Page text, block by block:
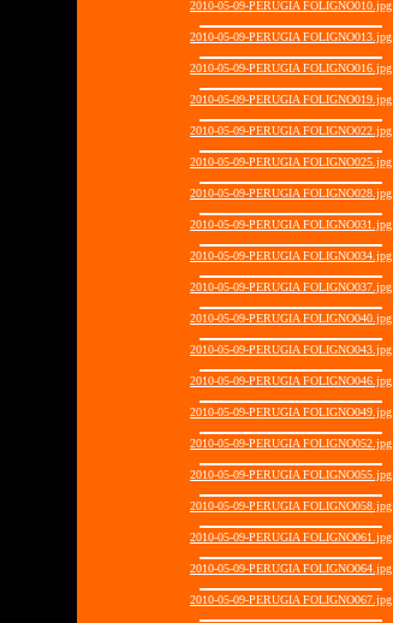
2010-05-09-PERUGIA FOLIGNO010.jpg
2010-05-09-PERUGIA FOLIGNO013.jpg
2010-05-09-PERUGIA FOLIGNO016.jpg
2010-05-09-PERUGIA FOLIGNO019.jpg
2010-05-09-PERUGIA FOLIGNO022.jpg
2010-05-09-PERUGIA FOLIGNO025.jpg
2010-05-09-PERUGIA FOLIGNO028.jpg
2010-05-09-PERUGIA FOLIGNO031.jpg
2010-05-09-PERUGIA FOLIGNO034.jpg
2010-05-09-PERUGIA FOLIGNO037.jpg
2010-05-09-PERUGIA FOLIGNO040.jpg
2010-05-09-PERUGIA FOLIGNO043.jpg
2010-05-09-PERUGIA FOLIGNO046.jpg
2010-05-09-PERUGIA FOLIGNO049.jpg
2010-05-09-PERUGIA FOLIGNO052.jpg
2010-05-09-PERUGIA FOLIGNO055.jpg
2010-05-09-PERUGIA FOLIGNO058.jpg
2010-05-09-PERUGIA FOLIGNO061.jpg
2010-05-09-PERUGIA FOLIGNO064.jpg
2010-05-09-PERUGIA FOLIGNO067.jpg